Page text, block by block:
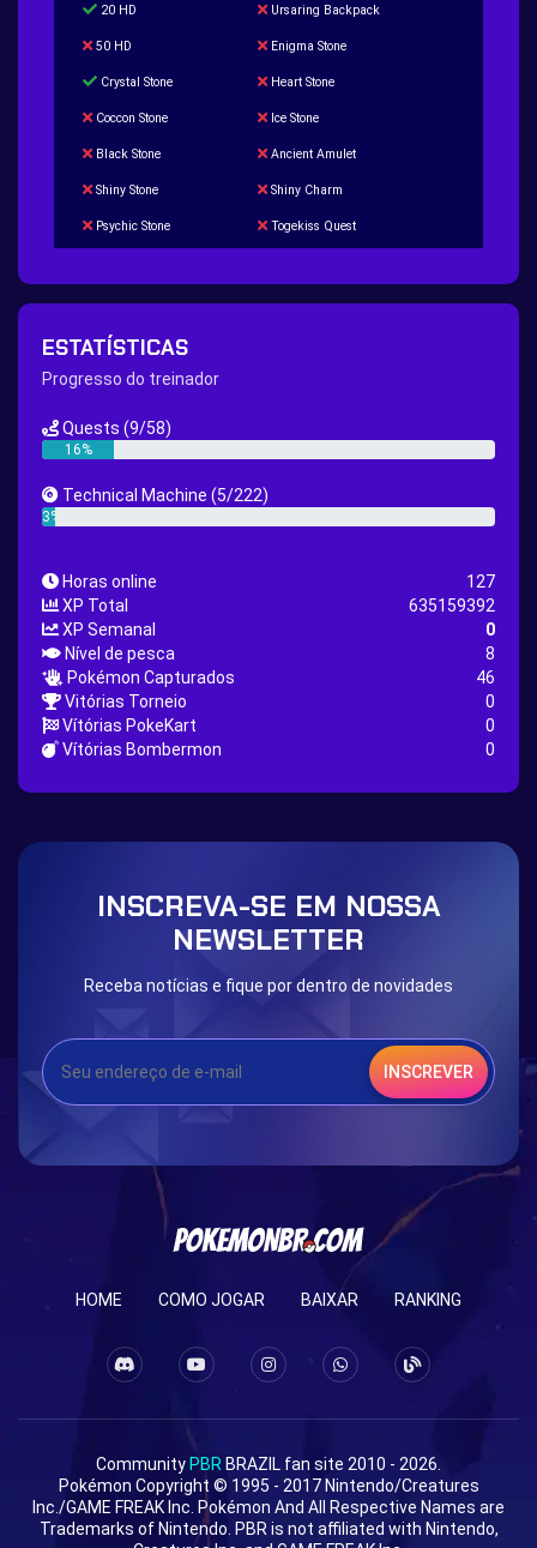
20 HD Ursaring Backpack
50 HD Enigma Stone
Crystal Stone Heart Stone
Coccon Stone Ice Stone
Black Stone Ancient Amulet
Shiny Stone Shiny Charm
Psychic Stone Togekiss Quest
200 Great Ball Quest
Hippie Outfit Quest
New Continent Quest pt.1 New Continent Quest pt.2
Nature Backpack Quest
Lucario Quest
Snowboard Outfit Quest
Boost Stone
Primeiros 251 Pokemons na Pokedex
Eternal Dark Quest Door 999
ESTATÍSTICAS
Progresso do treinador
Quests (9/58)
16%
Technical Machine (5/222)
3%
Horas online
127
XP Total
635159392
XP Semanal
0
Nível de pesca
8
Pokémon Capturados
46
Vitórias Torneio
0
Vítórias PokeKart
0
Vítórias Bombermon
0
INSCREVA-SE EM NOSSA
NEWSLETTER
Receba notícias e fique por dentro de novidades
INSCREVER
HOME COMO JOGAR BAIXAR RANKING
Community PBR BRAZIL fan site 2010 - 2026.
Pokémon Copyright © 1995 - 2017 Nintendo/Creatures
Inc./GAME FREAK Inc. Pokémon And All Respective Names are
Trademarks of Nintendo. PBR is not affiliated with Nintendo,